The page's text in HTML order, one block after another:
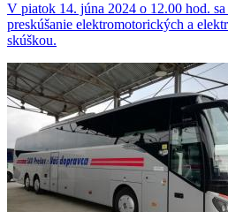
V piatok 14. júna 2024 o 12.00 hod.
preskúšanie elektromotorických a
skúškou.